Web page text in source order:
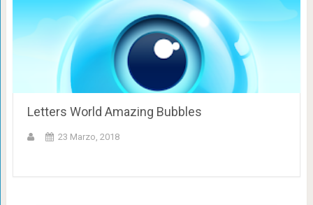
Letters World Amazing Bubbles
23 Marzo, 2018